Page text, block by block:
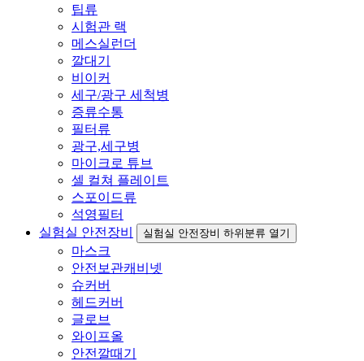
팁류
시험관 랙
메스실런더
깔대기
비이커
세구/광구 세척병
증류수통
필터류
광구,세구병
마이크로 튜브
셀 컬쳐 플레이트
스포이드류
석영필터
실험실 안전장비
실험실 안전장비 하위분류 열기
마스크
안전보관캐비넷
슈커버
헤드커버
글로브
와이프올
안전깔때기